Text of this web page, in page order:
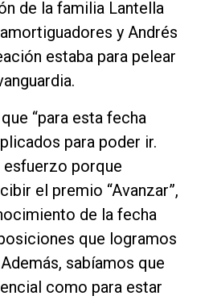
de la familia Lantella
y Andrés
estaba para pelear
“para esta fecha
para poder ir.
esfuerzo porque
el premio “Avanzar”,
de la fecha
que logramos
sabíamos que
como para estar